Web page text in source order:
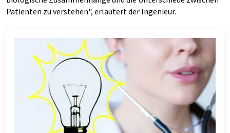
Patienten zu verstehen", erläutert der Ingenieur.